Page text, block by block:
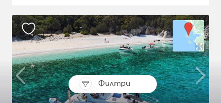
Филтри